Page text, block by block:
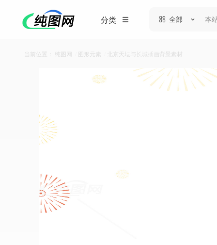
分类 全部
当前位置： 纯图网 图形元素 北京天坛与长城插画背景素材